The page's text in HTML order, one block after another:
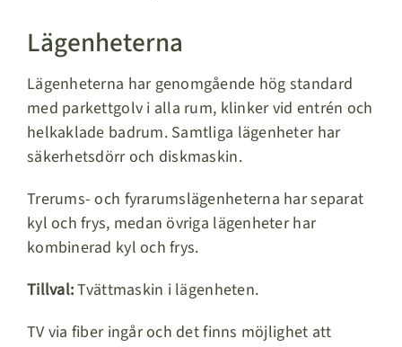
Lägenheterna
Lägenheterna har genomgående hög standard
med parkettgolv i alla rum, klinker vid entrén och
helkaklade badrum. Samtliga lägenheter har
säkerhetsdörr och diskmaskin.
Trerums- och fyrarumslägenheterna har separat
kyl och frys, medan övriga lägenheter har
kombinerad kyl och frys.
Tillval:Tvättmaskin i lägenheten.
TV via fiber ingår och det finns möjlighet att